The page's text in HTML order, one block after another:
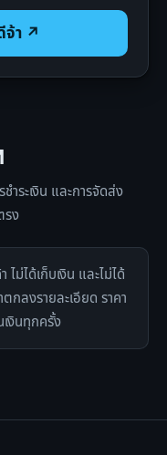
จ้า ↗
ำระเงิน และการจัดส่ง
รง
ม่ได้เก็บเงิน และไม่ได้
กลงรายละเอียด ราคา
เงินทุกครั้ง